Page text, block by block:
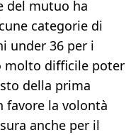
del mutuo ha
categorie di
under 36 per i
molto difficile poter
della prima
favore la volontà
anche per il